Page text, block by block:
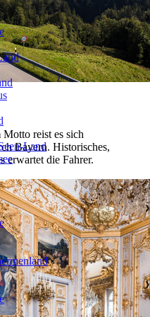
reist es sich
Bayern. Historisches,
erwartet die Fahrer.
❯
Land
❯
❯